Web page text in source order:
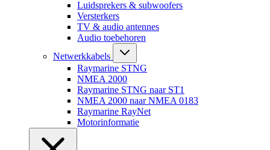
Luidsprekers & subwoofers
Versterkers
TV & audio antennes
Audio toebehoren
Netwerkkabels
Raymarine STNG
NMEA 2000
Raymarine STNG naar ST1
NMEA 2000 naar NMEA 0183
Raymarine RayNet
Motorinformatie